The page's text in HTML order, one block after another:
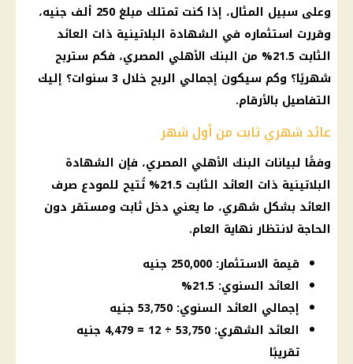
وعلى سبيل المثال، إذا كنت تمتلك مبلغ 250 ألف جنيه،
وقررت استثماره في الشهادة البلاتينية ذات العائد
الثابت 21.5% من
البنك الأهلي المصري، فكم ستربح
شهريًا؟ وكم سيكون إجمالي الربح خلال 3 سنوات؟ إليك
التفاصيل بالأرقام.
عائد شهري ثابت من أول شهر
وفقًا لبيانات البنك الأهلي المصري، فإن الشهادة
البلاتينية ذات العائد الثابت 21.5% تُتيح للمودع صرف
العائد بشكل شهري، ما يعني دخل ثابت ومستقر دون
الحاجة لانتظار نهاية العام.
قيمة الاستثمار: 250,000 جنيه
العائد السنوي: 21.5%
إجمالي العائد السنوي: 53,750 جنيه
العائد الشهري: 53,750 ÷ 12 = 4,479 جنيه
تقريبًا